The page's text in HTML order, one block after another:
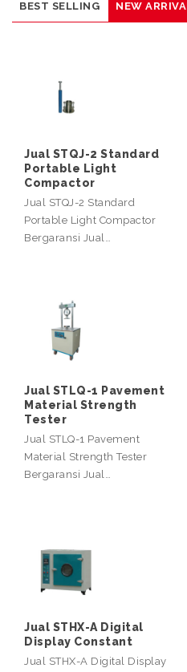
BEST SELLING NEW
Jual STQJ-2 Standard
Portable Light
Compactor
Jual STQJ-2 Standard
Portable Light Compactor
Bergaransi Jual…
Jual STLQ-1 Pavement
Material Strength
Tester
Jual STLQ-1 Pavement
Material Strength Tester
Bergaransi Jual…
Jual STHX-A Digital
Display Constant
Jual STHX-A Digital Display